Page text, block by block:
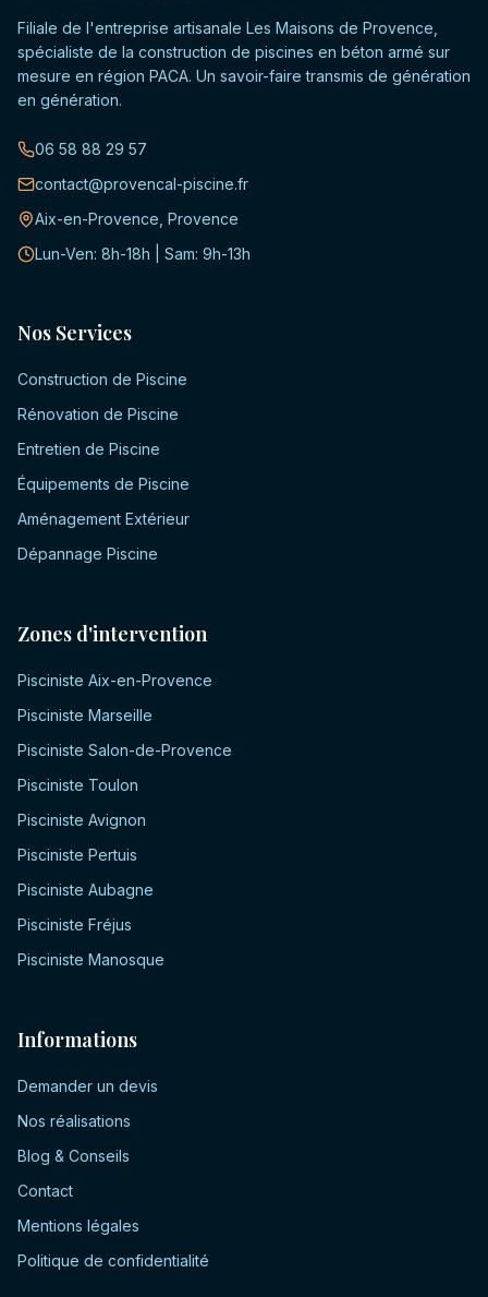
Filiale de l'entreprise artisanale Les Maisons de Provence,
spécialiste de la construction de piscines en béton armé sur
mesure en région PACA. Un savoir-faire transmis de génération
en génération.
06 58 88 29 57
contact@provencal-piscine.fr
Aix-en-Provence, Provence
Lun-Ven: 8h-18h | Sam: 9h-13h
Nos Services
Construction de Piscine
Rénovation de Piscine
Entretien de Piscine
Équipements de Piscine
Aménagement Extérieur
Dépannage Piscine
Zones d'intervention
Pisciniste Aix-en-Provence
Pisciniste Marseille
Pisciniste Salon-de-Provence
Pisciniste Toulon
Pisciniste Avignon
Pisciniste Pertuis
Pisciniste Aubagne
Pisciniste Fréjus
Pisciniste Manosque
Informations
Demander un devis
Nos réalisations
Blog & Conseils
Contact
Mentions légales
Politique de confidentialité